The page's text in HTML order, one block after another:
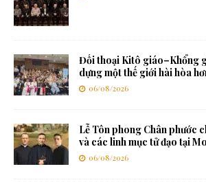
Đối thoại Kitô giáo–Khổng
dựng một thế giới hài hòa
06/08/2026
Lễ Tôn phong Chân phước
và các linh mục tử đạo tại
06/08/2026